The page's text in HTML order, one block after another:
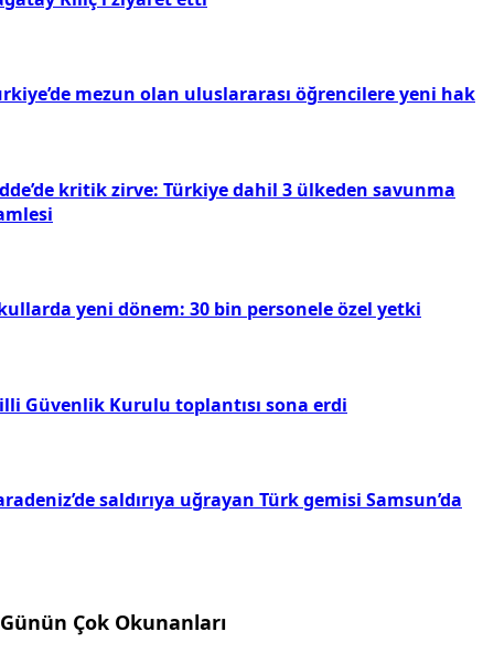
mezun olan uluslararası öğrencilere yeni hak
kritik zirve: Türkiye dahil 3 ülkeden savunma
yeni dönem: 30 bin personele özel yetki
Güvenlik Kurulu toplantısı sona erdi
saldırıya uğrayan Türk gemisi Samsun’da
Günün Çok Okunanları